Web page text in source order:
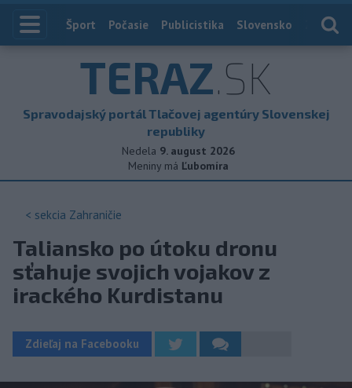
Index
Šport Počasie Publicistika Slovensko
TERAZ.SK
Spravodajský portál Tlačovej agentúry Slovenskej
republiky
Nedela 9. august 2026
Meniny má Ľubomíra
< sekcia Zahraničie
Taliansko po útoku dronu
sťahuje svojich vojakov z
irackého Kurdistanu
Zdieľaj na Facebooku